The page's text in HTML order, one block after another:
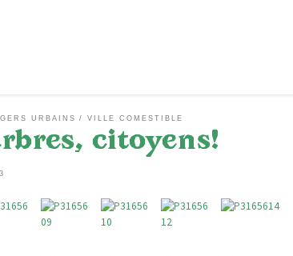
URBAINS VILLE COMESTIBLE
citoyens!